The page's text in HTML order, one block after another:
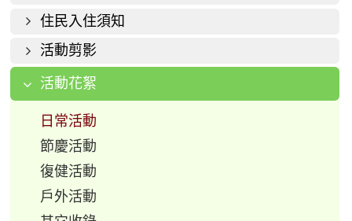
住民入住須知
活動剪影
活動花絮
日常活動
節慶活動
復健活動
戶外活動